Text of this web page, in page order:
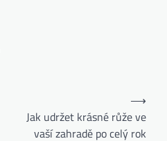
Jak udržet krásné růže ve
vaší zahradě po celý rok
⟶